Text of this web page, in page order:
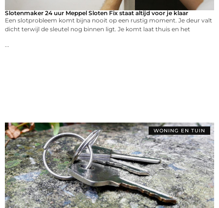
Slotenmaker 24 uur Meppel Sloten Fix staat altijd voor je klaar
Een slotprobleem komt bijna nooit op een rustig moment. Je deur valt
dicht terwijl de sleutel nog binnen ligt. Je komt laat thuis en het
...
WONING EN TUIN